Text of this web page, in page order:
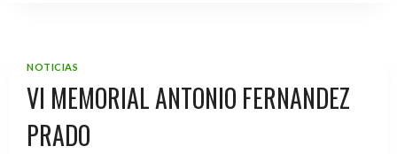
NOTICIAS
VI MEMORIAL ANTONIO FERNANDEZ
PRADO